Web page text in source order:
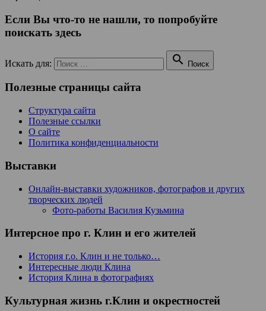
Если Вы что-то не нашли, то попробуйте
поискать здесь
Искать для:  Поиск
Полезные страницы сайта
Структура сайта
Полезные ссылки
О сайте
Политика конфиденциальности
Выставки
Онлайн-выставки художников, фотографов и других
творческих людей
Фото-работы Василия Кузьмина
Интерсное про г. Клин и его жителей
История г.о. Клин и не только…
Интересные люди Клина
История Клина в фотографиях
Культурная жизнь г.Клин и окрестностей